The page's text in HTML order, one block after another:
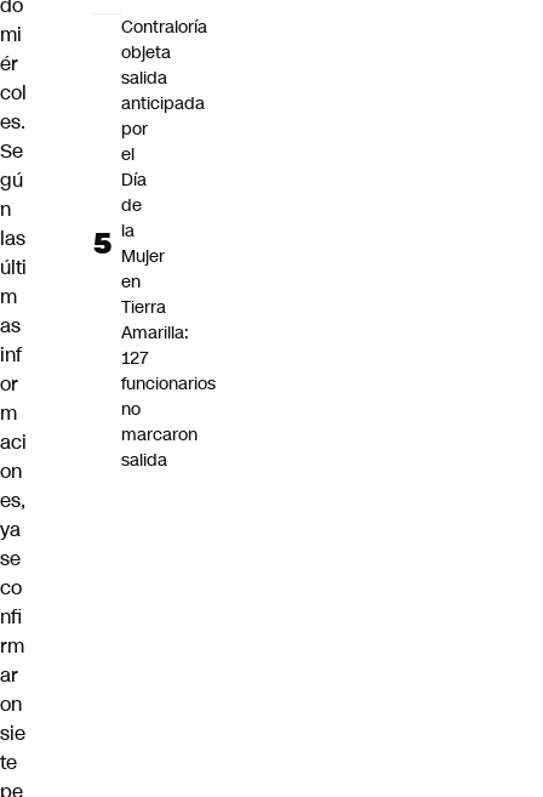
mi
ér
col
es.
Se
gú
n
las
últi
m
as
inf
or
m
aci
on
es,
ya
se
co
nfi
rm
ar
on
sie
te
pe
Contraloría
objeta
salida
anticipada
por
el
Día
de
la
Mujer
en
Tierra
Amarilla:
127
funcionarios
no
marcaron
salida